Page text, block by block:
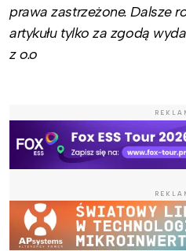
prawa zastrzeżone. Dalsze
artykułu tylko za zgodą
z o.o